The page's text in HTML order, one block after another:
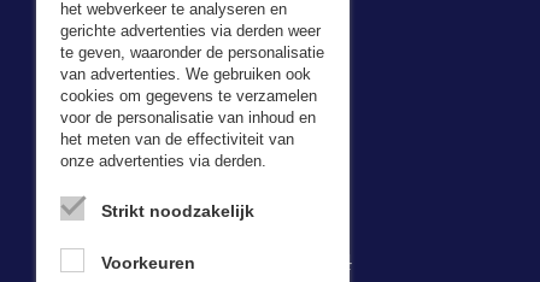
Adresgegevens
Kerkweg 5,
0184-64 29 74
het webverkeer te analyseren en
gerichte advertenties via derden weer
te geven, waaronder de personalisatie
van advertenties. We gebruiken ook
cookies om gegevens te verzamelen
voor de personalisatie van inhoud en
het meten van de effectiviteit van
onze advertenties via derden.
Strikt noodzakelijk
Voorkeuren